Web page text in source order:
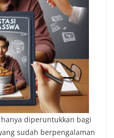
diperuntukkan bagi
sudah berpengalaman